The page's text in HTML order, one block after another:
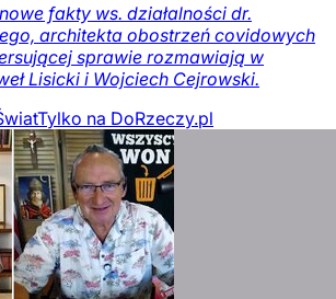
fakty ws. działalności dr.
architekta obostrzeń covidowych
sprawie rozmawiają w
Lisicki i Wojciech Cejrowski.
Tylko na DoRzeczy.pl